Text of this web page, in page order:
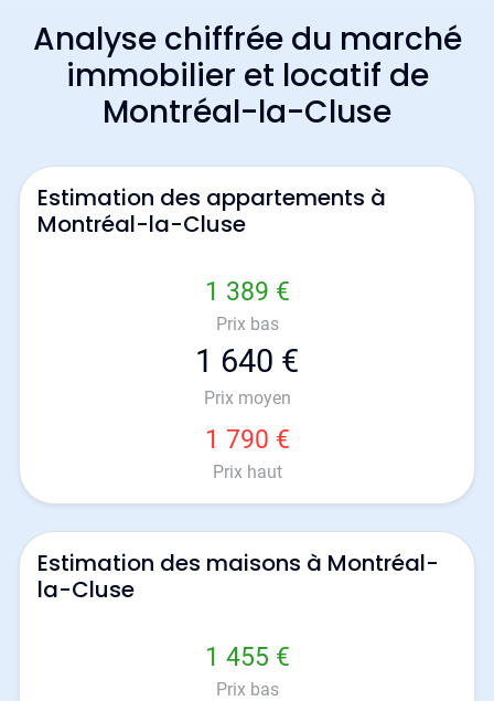
Analyse chiffrée du marché
immobilier et locatif de
Montréal-la-Cluse
Estimation des appartements à
Montréal-la-Cluse
1 389 €
Prix bas
1 640 €
Prix moyen
1 790 €
Prix haut
Estimation des maisons à Montréal-
la-Cluse
1 455 €
Prix bas